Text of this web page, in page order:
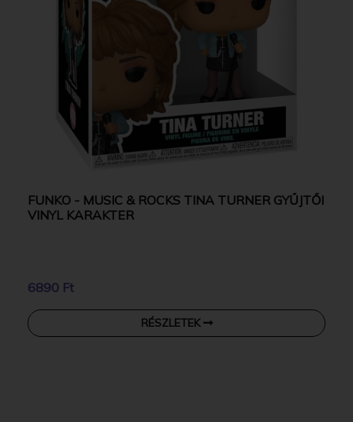
FUNKO - MUSIC & ROCKS TINA TURNER GYŰJTŐI
VINYL KARAKTER
6890 Ft
RÉSZLETEK